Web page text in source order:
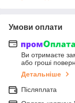
Умови оплати
Ви отримаєте
або гроші
Детальніше
Післяплата